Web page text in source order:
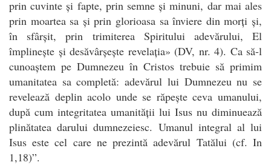
prin cuvinte și fapte, prin semne și minuni, dar mai ales
prin moartea sa și prin glorioasa sa înviere din morți și,
în sfârșit, prin trimiterea Spiritului adevărului, El
împlinește și desăvârșește revelația» (DV, nr. 4). Ca să-l
cunoaștem pe Dumnezeu în Cristos trebuie să primim
umanitatea sa completă: adevărul lui Dumnezeu nu se
revelează deplin acolo unde se răpește ceva umanului,
după cum integritatea umanității lui Isus nu diminuează
plinătatea darului dumnezeiesc. Umanul integral al lui
Isus este cel care ne prezintă adevărul Tatălui (cf. In
1,18)”.